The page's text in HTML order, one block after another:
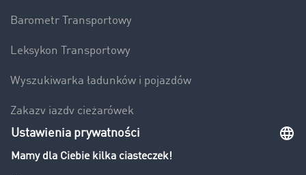
Barometr Transportowy
Leksykon Transportowy
Wyszukiwarka ładunków i pojazdów
Zakazy jazdy ciężarówek
Bezpieczeństwo